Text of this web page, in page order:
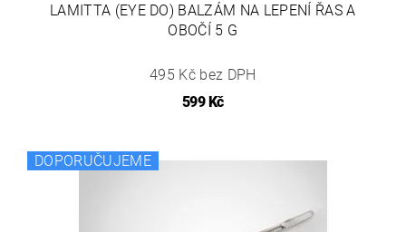
LAMITTA (EYE DO) BALZÁM NA LEPENÍ ŘAS A
OBOČÍ 5 G
495 Kč bez DPH
599 Kč
DOPORUČUJEME